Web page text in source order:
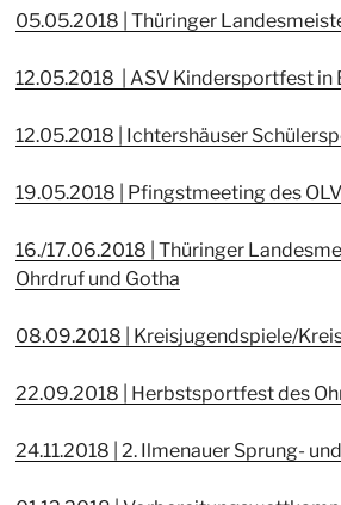
05.05.2018 | Thüringer
12.05.2018 | ASV Kindersportfest in
12.05.2018 | Ichtershäuser
19.05.2018 | Pfingstmeeting des
16./17.06.2018 | Thüringer
Ohrdruf und Gotha
08.09.2018 | Kreisjugendspiele/
22.09.2018 | Herbstsportfest des
24.11.2018 | 2. Ilmenauer Sprung-